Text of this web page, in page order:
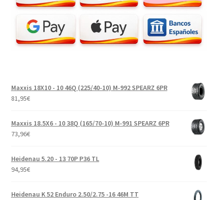
Maxxis 18X10 - 10 46Q (225/40-10) M-992 SPEARZ 6PR
81,95€
Maxxis 18.5X6 - 10 38Q (165/70-10) M-991 SPEARZ 6PR
73,96€
Heidenau 5.20 - 13 70P P36 TL
94,95€
Heidenau K 52 Enduro 2.50/2.75 -16 46M TT